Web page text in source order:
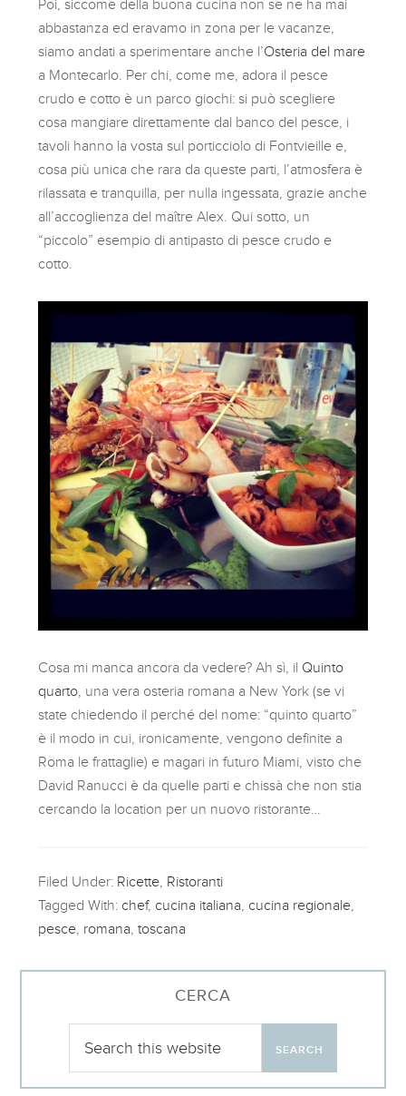
Poi, siccome della buona cucina non se ne ha mai
abbastanza ed eravamo in zona per le vacanze,
siamo andati a sperimentare anche l’Osteria del mare
a Montecarlo. Per chi, come me, adora il pesce
crudo e cotto è un parco giochi: si può scegliere
cosa mangiare direttamente dal banco del pesce, i
tavoli hanno la vosta sul porticciolo di Fontvieille e,
cosa più unica che rara da queste parti, l’atmosfera è
rilassata e tranquilla, per nulla ingessata, grazie anche
all’accoglienza del maître Alex. Qui sotto, un
“piccolo” esempio di antipasto di pesce crudo e
cotto.
Cosa mi manca ancora da vedere? Ah sì, il Quinto
quarto , una vera osteria romana a New York (se vi
state chiedendo il perché del nome: “quinto quarto”
è il modo in cui, ironicamente, vengono definite a
Roma le frattaglie) e magari in futuro Miami, visto che
David Ranucci è da quelle parti e chissà che non stia
cercando la location per un nuovo ristorante…
Filed Under: Ricette Ristoranti
Tagged With: chef, cucina italiana cucina regionale
pesce romana ,toscana
CERCA